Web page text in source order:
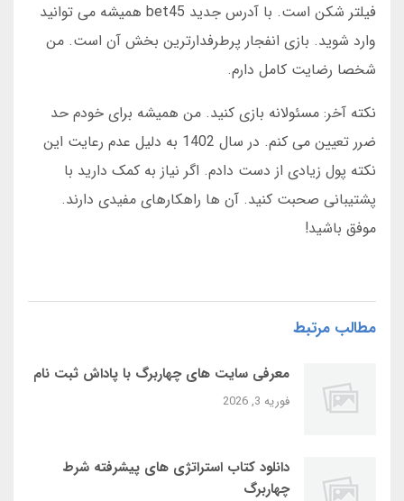
فیلتر شکن است. با آدرس جدید bet45 همیشه می توانید
وارد شوید. بازی انفجار پرطرفدارترین بخش آن است. من
شخصا رضایت کامل دارم.
نکته آخر: مسئولانه بازی کنید. من همیشه برای خودم حد
ضرر تعیین می کنم. در سال 1402 به دلیل عدم رعایت این
نکته پول زیادی از دست دادم. اگر نیاز به کمک دارید با
پشتیبانی صحبت کنید. آن ها راهکارهای مفیدی دارند.
موفق باشید!
مطالب مرتبط
معرفی سایت‌ های چهاربرگ با پاداش ثبت‌ نام
فوریه 3, 2026
دانلود کتاب استراتژی‌ های پیشرفته شرط
چهاربرگ